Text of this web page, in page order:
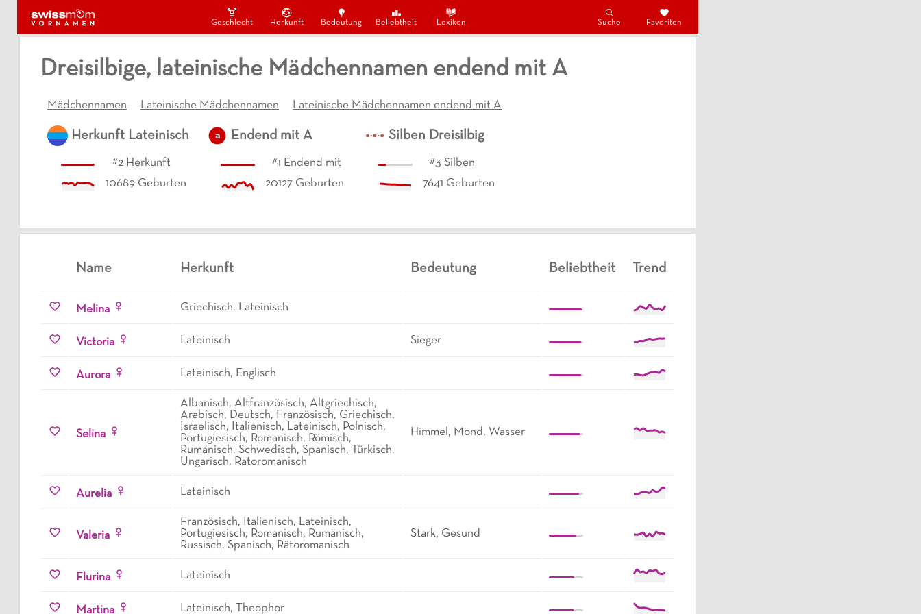
Geschlecht Herkunft Bedeutung Beliebtheit Lexikon Suche Favoriten
Dreisilbige, lateinische Mädchennamen endend mit A
Mädchennamen Lateinische Mädchennamen Lateinische Mädchennamen endend mit A
Herkunft Lateinisch
#2 Herkunft
10689 Geburten
a Endend mit A
#1 Endend mit
20127 Geburten
Silben Dreisilbig
#3 Silben
7641 Geburten
Name Herkunft Bedeutung Beliebtheit Trend
Melina Griechisch, Lateinisch
Victoria Lateinisch Sieger
Aurora Lateinisch, Englisch
Selina
Albanisch, Altfranzösisch, Altgriechisch,
Arabisch, Deutsch, Französisch, Griechisch,
Israelisch, Italienisch, Lateinisch, Polnisch,
Portugiesisch, Romanisch, Römisch,
Rumänisch, Schwedisch, Spanisch, Türkisch,
Ungarisch, Rätoromanisch
Himmel, Mond, Wasser
Aurelia Lateinisch
Valeria
Französisch, Italienisch, Lateinisch,
Portugiesisch, Romanisch, Rumänisch,
Russisch, Spanisch, Rätoromanisch
Stark, Gesund
Flurina Lateinisch
Martina Lateinisch, Theophor